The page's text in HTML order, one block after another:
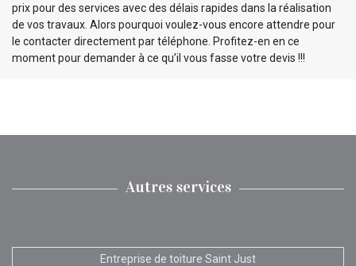
prix pour des services avec des délais rapides dans la réalisation
de vos travaux. Alors pourquoi voulez-vous encore attendre pour
le contacter directement par téléphone. Profitez-en en ce
moment pour demander à ce qu’il vous fasse votre devis !!!
Autres services
Entreprise de toiture Saint Just